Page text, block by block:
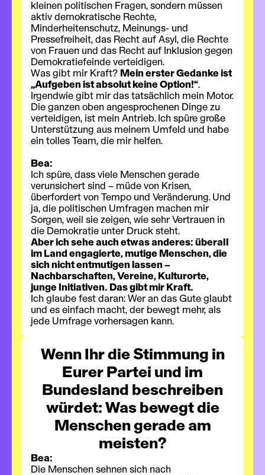
kleinen politischen Fragen, sondern müssen
aktiv demokratische Rechte,
Minderheitenschutz, Meinungs- und
Pressefreiheit, das Recht auf Asyl, die Rechte
von Frauen und das Recht auf Inklusion gegen
Demokratiefeinde verteidigen.
Was gibt mir Kraft? Mein erster Gedanke ist
„Aufgeben ist absolut keine Option!“.
Irgendwie gibt mir das tatsächlich mein Motor.
Die ganzen oben angesprochenen Dinge zu
verteidigen, ist mein Antrieb. Ich spüre große
Unterstützung aus meinem Umfeld und habe
ein tolles Team, die mir helfen.
Bea:
Ich spüre, dass viele Menschen gerade
verunsichert sind – müde von Krisen,
überfordert von Tempo und Veränderung. Und
ja, die politischen Umfragen machen mir
Sorgen, weil sie zeigen, wie sehr Vertrauen in
die Demokratie unter Druck steht.
Aber ich sehe auch etwas anderes: überall
im Land engagierte, mutige Menschen, die
sich nicht entmutigen lassen –
Nachbarschaften, Vereine, Kulturorte,
junge Initiativen. Das gibt mir Kraft.
Ich glaube fest daran: Wer an das Gute glaubt
und es einfach macht, der bewegt mehr, als
jede Umfrage vorhersagen kann.
Wenn Ihr die Stimmung in
Eurer Partei und im
Bundesland beschreiben
würdet: Was bewegt die
Menschen gerade am
meisten?
Bea:
Die Menschen sehnen sich nach